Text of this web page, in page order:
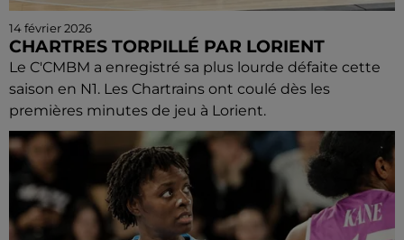
14 février 2026
CHARTRES TORPILLÉ PAR LORIENT
Le C'CMBM a enregistré sa plus lourde défaite cette
saison en N1. Les Chartrains ont coulé dès les
premières minutes de jeu à Lorient.